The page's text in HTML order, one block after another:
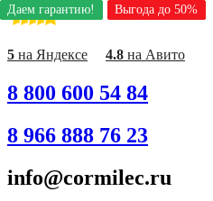
Перейти
к
содержимому
5 на Яндексе 4.8 на Авито
8 800 600 54 84
8 966 888 76 23
info@cormilec.ru
Даем гарантию! Выгода до 50%
Даем гарантию! Выгода до 50%
Даем гарантию! Выгода до 50%
Даем гарантию! Выгода до 50%
Даем гарантию! Выгода до 50%
Даем гарантию! Выгода до 50%
Даем гарантию! Выгода до 50%